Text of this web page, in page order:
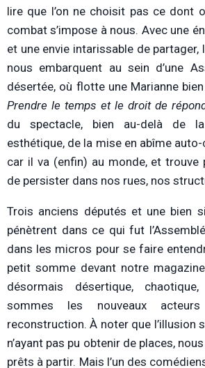
lire que l’on ne choisit pas ce dont
combat s’impose à nous. Avec une
et une envie intarissable de
nous embarquent au sein d’une
désertée, où flotte une Marianne
Prendre le temps et le droit de
du spectacle, bien au-delà de
esthétique, de la mise en abîme
car il va (enfin) au monde, et trouve
de persister dans nos rues, nos
Trois anciens députés et une bien
pénètrent dans ce qui fut
dans les micros pour se faire
petit somme devant notre
désormais désertique,
sommes les nouveaux
reconstruction. À noter que l’illusion
n’ayant pas pu obtenir de places,
prêts à partir. Mais l’un des